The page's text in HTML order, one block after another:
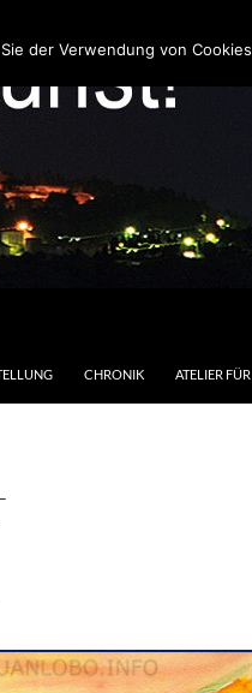
CHRONIK ATELIER
der Verwendung von